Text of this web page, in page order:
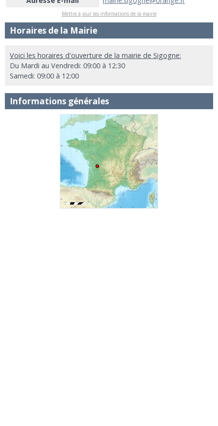
Mettre à jour les informations de la mairie
Horaires de la Mairie
Voici les horaires d'ouverture de la mairie de Sigogne:
Du Mardi au Vendredi: 09:00 à 12:30
Samedi: 09:00 à 12:00
Informations générales